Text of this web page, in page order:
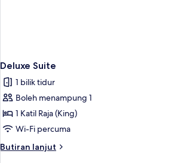
Deluxe Suite
1 bilik tidur
Boleh menampung 1
1 Katil Raja (King)
Wi-Fi percuma
Butiran lanjut
Butiran